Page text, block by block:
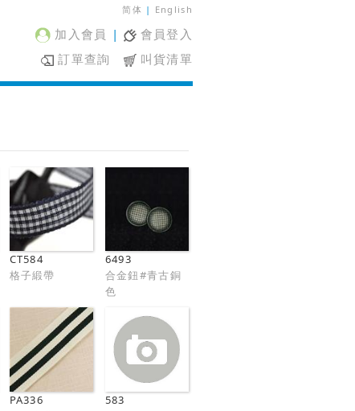
简体 | English
加入會員 |
會員登入
訂單查詢
叫貨清單
CT584
格子緞帶
6493
合金鈕#青古銅
色
PA336
583